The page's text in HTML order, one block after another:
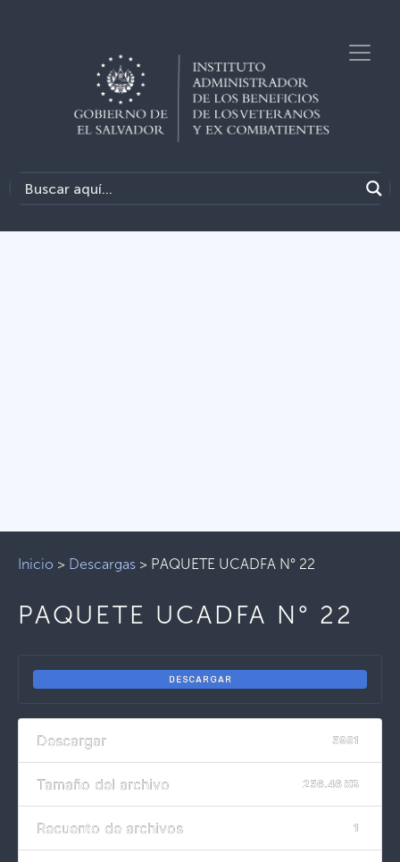
Inicio > Descargas > PAQUETE UCADFA N° 22
PAQUETE UCADFA N° 22
DESCARGAR
Descargar 5981
Tamaño del archivo 256.46 KB
Recuento de archivos 1